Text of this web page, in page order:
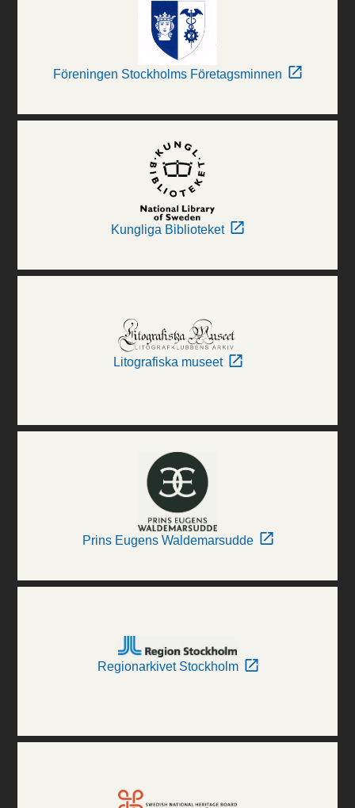
Föreningen Stockholms Företagsminnen
Kungliga Biblioteket
Litografiska museet
Prins Eugens Waldemarsudde
Regionarkivet Stockholm